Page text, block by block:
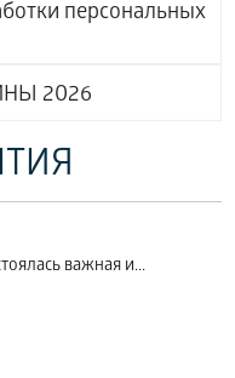
персональных
2026
важная и...